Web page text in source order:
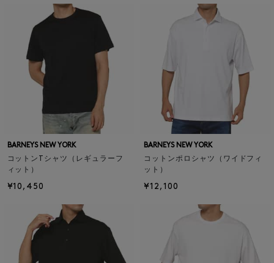
BARNEYS NEW YORK
コットンTシャツ（レギュラーフ
ィット）
¥10,450
BARNEYS NEW YORK
コットンポロシャツ（ワイドフィ
ット）
¥12,100